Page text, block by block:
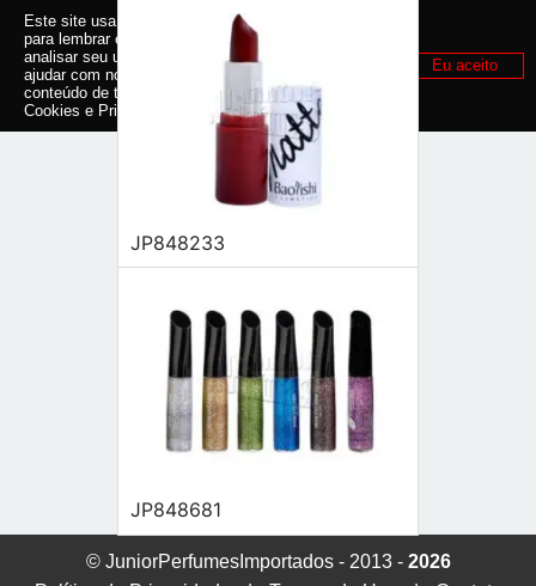
JP848233
JP848681
© JuniorPerfumesImportados - 2013 - 2026
Este site usa cookies e outras tecnologias similares
para lembrar e entender como você usa nosso site,
analisar seu uso de nossos produtos e serviços,
ajudar com nossos esforços de marketing e fornecer
conteúdo de terceiros. Leia mais em
Política de
Cookies e Privacidade
Eu aceito